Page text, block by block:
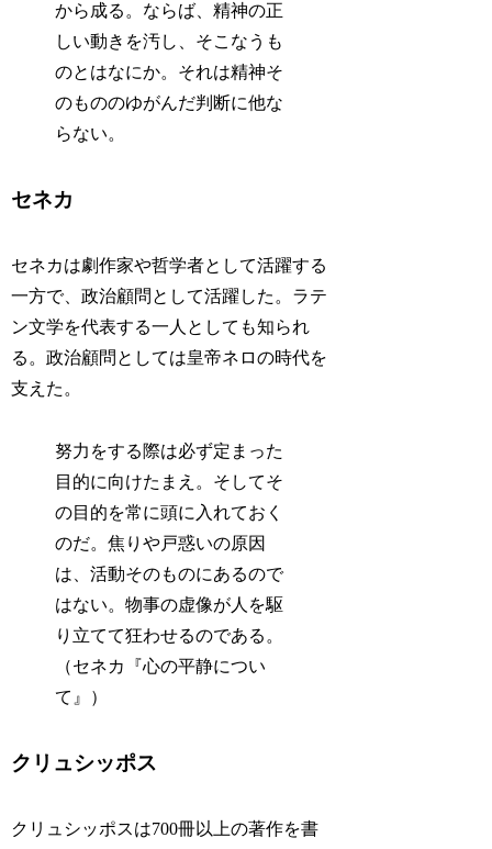
から成る。ならば、精神の正
しい動きを汚し、そこなうも
のとはなにか。それは精神そ
のもののゆがんだ判断に他な
らない。
セネカ
セネカは劇作家や哲学者として活躍する
一方で、政治顧問として活躍した。ラテ
ン文学を代表する一人としても知られ
る。政治顧問としては皇帝ネロの時代を
支えた。
努力をする際は必ず定まった
目的に向けたまえ。そしてそ
の目的を常に頭に入れておく
のだ。焦りや戸惑いの原因
は、活動そのものにあるので
はない。物事の虚像が人を駆
り立てて狂わせるのである。
（セネカ『心の平静につい
て』）
クリュシッポス
クリュシッポスは700冊以上の著作を書